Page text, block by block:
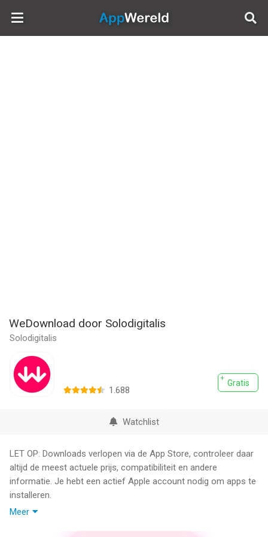
AppWereld
WeDownload door Solodigitalis
Solodigitalis
Gratis
1.688
Watchlist
LET OP: Downloads verlopen via de App Store, controleer daar
altijd de meest actuele prijs, compatibiliteit en andere
informatie. Je hebt een actief Apple account nodig om apps te
installeren.
Meer